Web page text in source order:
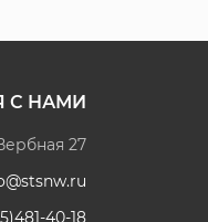
С НАМИ
27
40-18